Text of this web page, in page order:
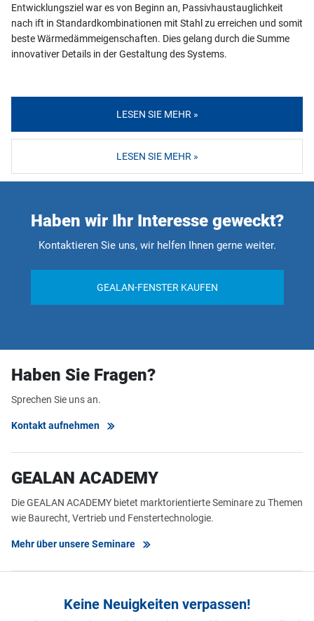
Entwicklungsziel war es von Beginn an, Passivhaustauglichkeit
nach ift in Standardkombinationen mit Stahl zu erreichen und somit
beste Wärmedämmeigenschaften. Dies gelang durch die Summe
innovativer Details in der Gestaltung des Systems.
LESEN SIE MEHR »
LESEN SIE MEHR »
Haben wir Ihr Interesse geweckt?
Kontaktieren Sie uns, wir helfen Ihnen gerne weiter.
GEALAN-FENSTER KAUFEN
Haben Sie Fragen?
Sprechen Sie uns an.
Kontakt aufnehmen
GEALAN ACADEMY
Die GEALAN ACADEMY bietet marktorientierte Seminare zu Themen
wie Baurecht, Vertrieb und Fenstertechnologie.
Mehr über unsere Seminare
Keine Neuigkeiten verpassen!